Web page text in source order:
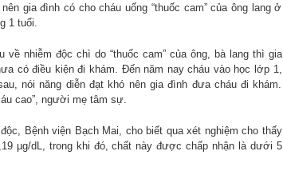
gia đình có cho cháu uống “thuốc cam” của ông lang ở
1 tuổi.
về nhiễm độc chì do “thuốc cam” của ông, bà lang thì gia
có điều kiện đi khám. Đến năm nay cháu vào học lớp 1,
nói năng diễn đạt khó nên gia đình đưa cháu đi khám.
cao”, người mẹ tâm sự.
Bệnh viện Bạch Mai, cho biết qua xét nghiệm cho thấy
µg/dL, trong khi đó, chất này được chấp nhận là dưới 5